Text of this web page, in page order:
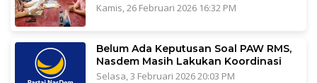
Kamis, 26 Februari 2026 16:32 PM
Belum Ada Keputusan Soal PAW RMS,
Nasdem Masih Lakukan Koordinasi
Selasa, 3 Februari 2026 20:03 PM